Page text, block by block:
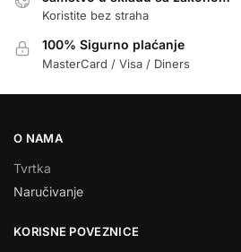
Koristite bez straha
100% Sigurno plaćanje
MasterCard / Visa / Diners
O NAMA
Tvrtka
Naručivanje
KORISNE POVEZNICE